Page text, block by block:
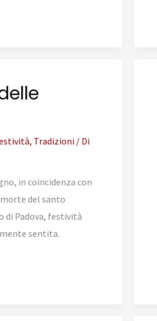
, Tradizioni / Di
in coincidenza con
del santo
di Padova, festività
sentita.